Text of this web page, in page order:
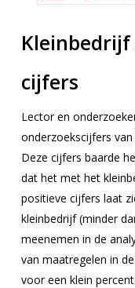
cijfers
Lector en
onderzoekscijfers
Deze cijfers baarde
dat het met het
positieve cijfers laat
kleinbedrijf (minder
meenemen in de
van maatregelen in
voor een klein